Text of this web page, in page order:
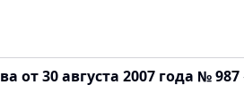
от 30 августа 2007 года №